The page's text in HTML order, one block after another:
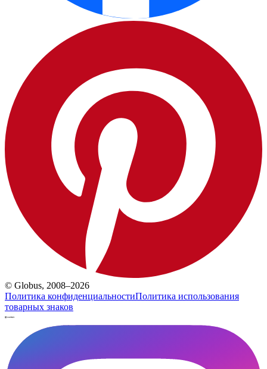
© Globus, 2008–2026
Политика конфиденциальностиПолитика использования
товарных знаков